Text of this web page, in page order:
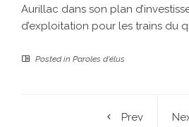
Aurillac dans son plan
d’exploitation pour les trains du
Posted in Paroles d'élus
Prev